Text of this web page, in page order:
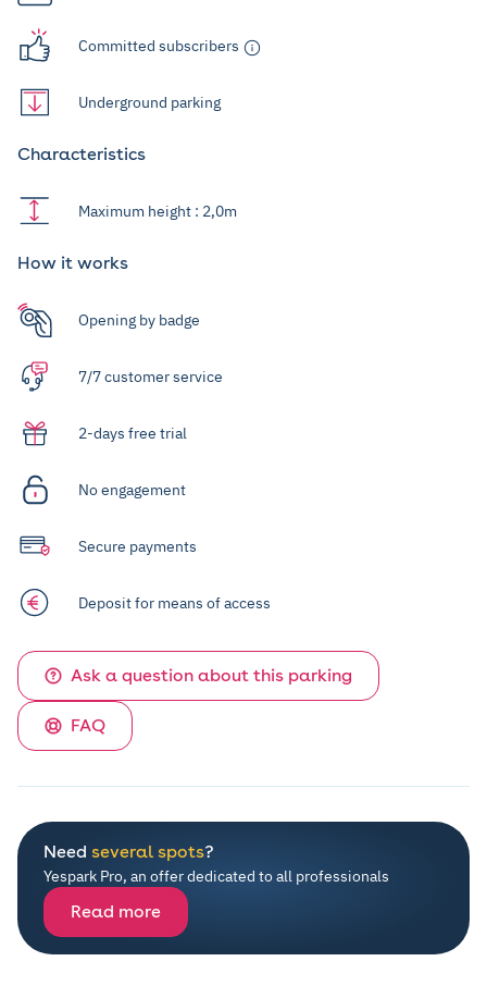
Committed subscribers
Underground parking
Characteristics
Maximum height : 2,0m
How it works
Opening by badge
7/7 customer service
2-days free trial
No engagement
Secure payments
Deposit for means of access
Ask a question about this parking
FAQ
Need several spots?
Yespark Pro, an offer dedicated to all professionals
Read more